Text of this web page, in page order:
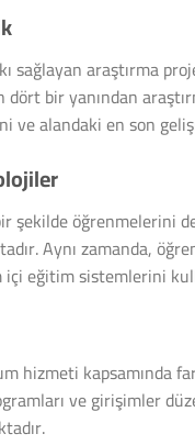
araştırma
bir yanından
ve alandaki en son
öğrenmelerini
Aynı zamanda,
eğitim sistemlerini
hizmeti kapsamında
ve girişimler